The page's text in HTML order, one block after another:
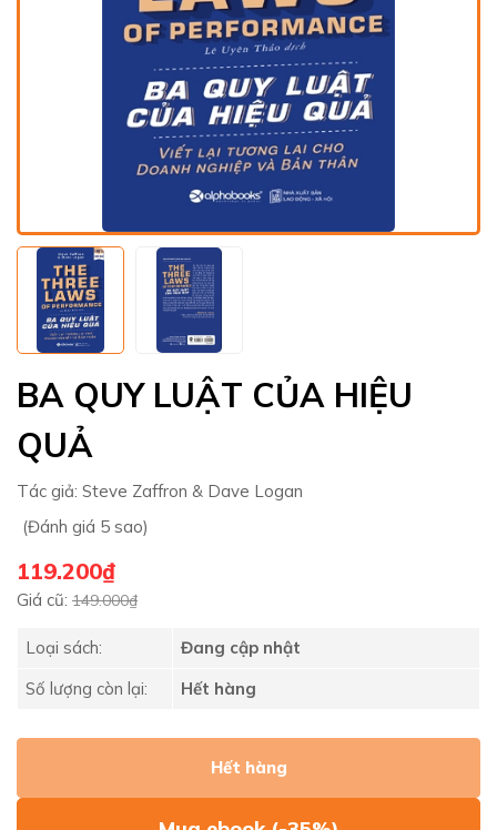
BA QUY LUẬT CỦA HIỆU
QUẢ
Tác giả: Steve Zaffron & Dave Logan
(Đánh giá 5 sao)
119.200₫
Giá cũ: 149.000₫
Loại sách:
Đang cập nhật
Số lượng còn lại:
Hết hàng
Hết hàng